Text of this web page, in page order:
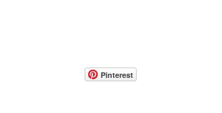
Pinterest